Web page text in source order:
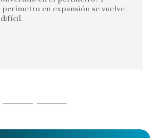
perímetro en expansión se vuelve
difícil.